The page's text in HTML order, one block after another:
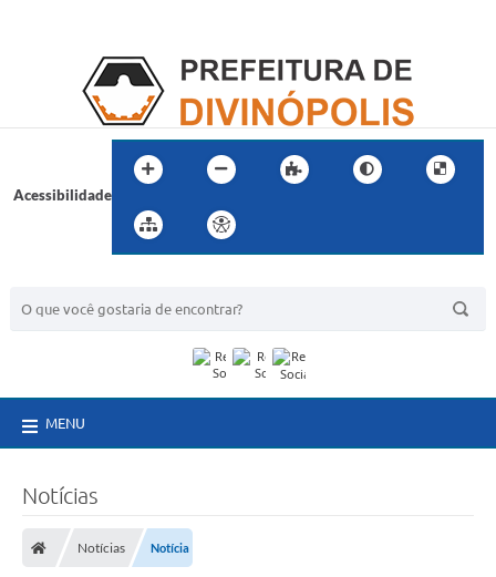
Acessibilidade
MENU
Notícias
Notícias Notícia